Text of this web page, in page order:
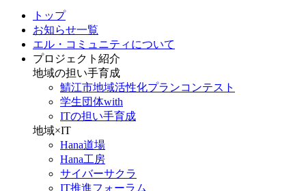
トップ
お知らせ一覧
エル・コミュニティについて
プロジェクト紹介
地域の担い手育成
鯖江市地域活性化プランコンテスト
学生団体with
ITの担い手育成
地域×IT
Hana道場
Hana工房
サイバーサクラ
IT推進フォーラム